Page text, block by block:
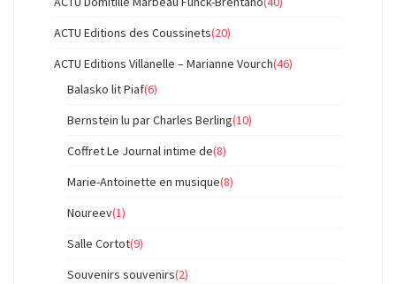
ACTU Editions des Coussinets(20)
ACTU Editions Villanelle – Marianne Vourch(46)
Balasko lit Piaf(6)
Bernstein lu par Charles Berling(10)
Coffret Le Journal intime de(8)
Marie-Antoinette en musique(8)
Noureev(1)
Salle Cortot(9)
Souvenirs souvenirs(2)